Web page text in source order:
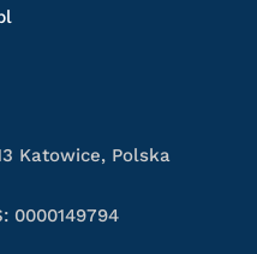
Katowice, Polska
0000149794